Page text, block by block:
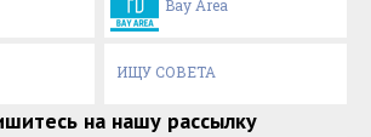
Bay Area
ИЩУ СОВЕТА
на нашу рассылку